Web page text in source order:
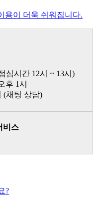
용이 더욱 쉬워집니다.
심시간 12시 ~ 13시)
후 1시
(채팅 상담)
비스
?